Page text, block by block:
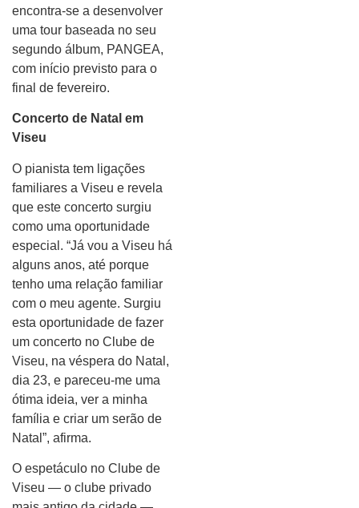
encontra-se a desenvolver
uma tour baseada no seu
segundo álbum, PANGEA,
com início previsto para o
final de fevereiro.
Concerto de Natal em
Viseu
O pianista tem ligações
familiares a Viseu e revela
que este concerto surgiu
como uma oportunidade
especial. “Já vou a Viseu há
alguns anos, até porque
tenho uma relação familiar
com o meu agente. Surgiu
esta oportunidade de fazer
um concerto no Clube de
Viseu, na véspera do Natal,
dia 23, e pareceu-me uma
ótima ideia, ver a minha
família e criar um serão de
Natal”, afirma.
O espetáculo no Clube de
Viseu — o clube privado